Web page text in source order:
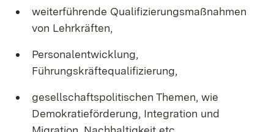
weiterführende Qualifizierungsmaßnahmen
von Lehrkräften,
Personalentwicklung,
Führungskräftequalifizierung,
gesellschaftspolitischen Themen, wie
Demokratieförderung, Integration und